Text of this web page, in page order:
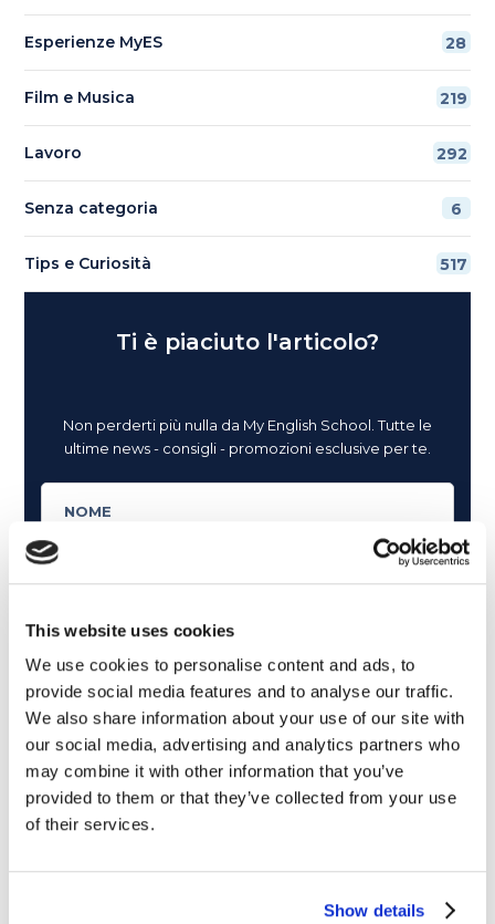
This website uses cookies
We use cookies to personalise content and ads, to
provide social media features and to analyse our traffic.
We also share information about your use of our site with
our social media, advertising and analytics partners who
may combine it with other information that you’ve
provided to them or that they’ve collected from your use
of their services.
Show details
Esperienze MyES 28
Film e Musica 219
Lavoro 292
Senza categoria 6
Tips e Curiosità 517
Ti è piaciuto l'articolo?
Non perderti più nulla da My English School. Tutte le
ultime news - consigli - promozioni esclusive per te.
Articoli dedicati alla grammatica inglese